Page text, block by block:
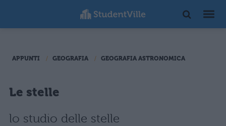
APPUNTI GEOGRAFIA GEOGRAFIA ASTRONOMICA
Le stelle
lo studio delle stelle